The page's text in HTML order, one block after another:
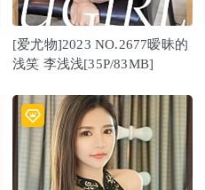
[爱尤物]2023 NO.2677暧昧的
浅笑 李浅浅[35P/83MB]